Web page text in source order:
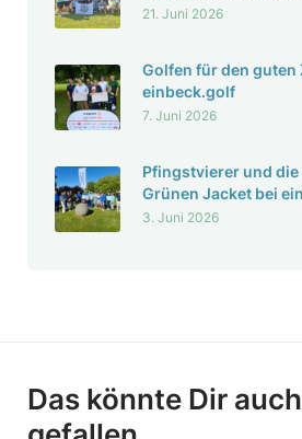
21. Juni 2026
Golfen für den guten
einbeck.golf
7. Juni 2026
Pfingst­vierer und die
Grünen Jacket bei
3. Juni 2026
Das könnte Dir auch